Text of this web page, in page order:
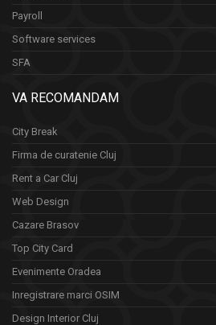
Payroll
Software services
SFA
VA RECOMANDAM
City Break
Firma de curatenie Cluj
Rent a Car Cluj
Web Design
Cazare Brasov
Top City Card
Evenimente Oradea
Inregistrare marci OSIM
Design Interior Cluj